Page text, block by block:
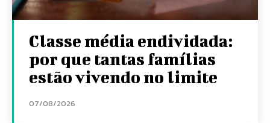
Classe média endividada:
por que tantas famílias
estão vivendo no limite
07/08/2026